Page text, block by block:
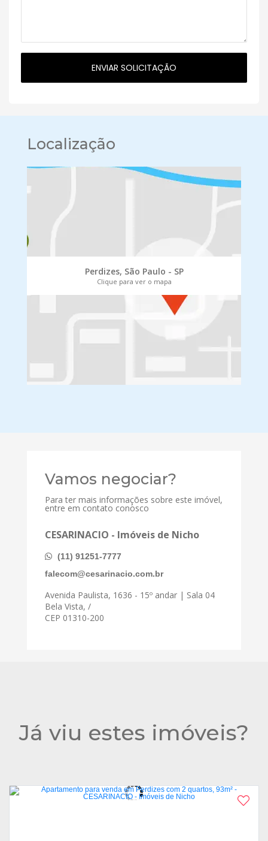
Localização
Perdizes, São Paulo - SP
Clique para ver o mapa
Vamos negociar?
Para ter mais informações sobre este imóvel,
entre em contato conosco
CESARINACIO - Imóveis de Nicho
(11) 91251-7777
falecom@cesarinacio.com.br
Avenida Paulista, 1636 - 15º andar | Sala 04
Bela Vista, /
CEP 01310-200
Já viu estes imóveis?